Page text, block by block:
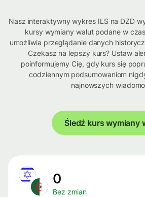
Nasz interaktywny wykres ILS na DZD
kursy wymiany walut podane w
umożliwia przeglądanie danych
Czekasz na lepszy kurs? Ustaw
poinformujemy Cię, gdy kurs się
codziennym podsumowaniom
najnowszych
Śledź kurs wymiany
0
Bez zmian